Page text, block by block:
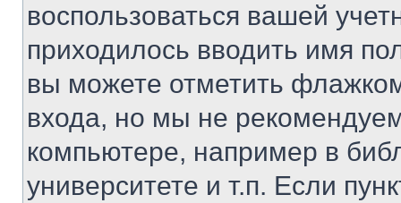
воспользоваться вашей
приходилось вводить имя
вы можете отметить
входа, но мы не
компьютере, например в
университете и т.п. Если